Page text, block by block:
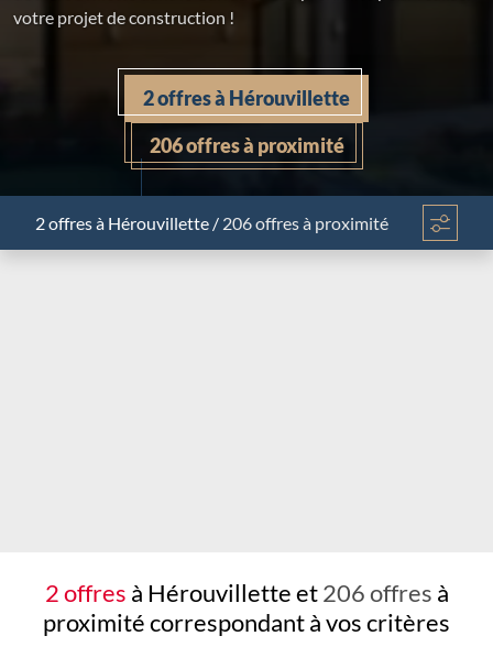
votre projet de construction !
2 offres à Hérouvillette
206 offres à proximité
2 offresà Hérouvillette / 206 offres à proximité
2 offres à Hérouvillette et206 offres à
proximitécorrespondant à vos critères